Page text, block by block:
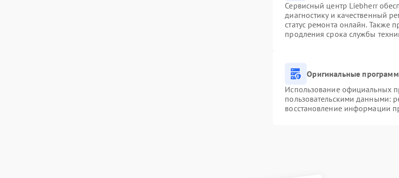
Сервисный центр Liebherr
диагностику и качественный
статус ремонта онлайн. Также
продления срока службы
Оригинальные
Использование официальных
пользовательскими данными:
восстановление информации